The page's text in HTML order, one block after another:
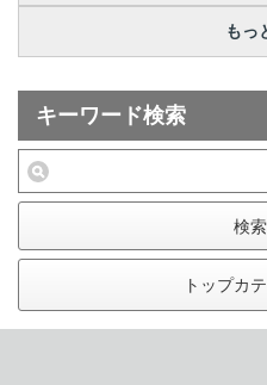
もっ
キーワード検索
検
トップカ